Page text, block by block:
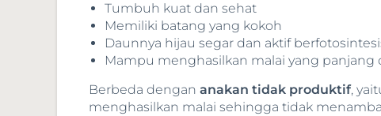
Tumbuh kuat dan sehat
Memiliki batang yang kokoh
Daunnya hijau segar dan aktif
Mampu menghasilkan malai yang panjang
Berbeda dengan anakan tidak produktif,
menghasilkan malai sehingga tidak